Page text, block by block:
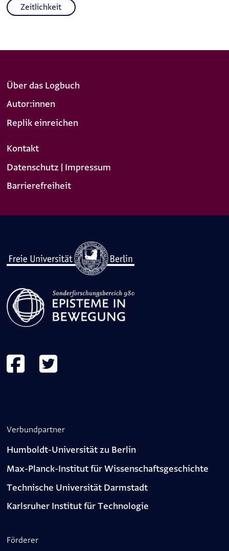
Zeitlichkeit
Über das Logbuch
Autor:innen
Replik einreichen
Kontakt
Datenschutz | Impressum
Barrierefreiheit
Verbundpartner
Humboldt-Universität zu Berlin
Max-Planck-Institut für Wissenschaftsgeschichte
Technische Universität Darmstadt
Karlsruher Institut für Technologie
Förderer